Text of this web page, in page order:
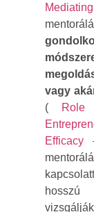
vagy
( Role
hosszú